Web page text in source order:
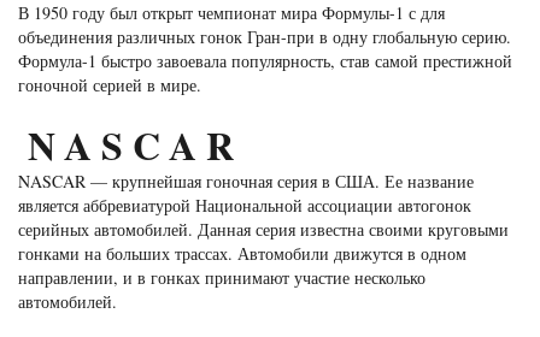
В 1950 году был открыт чемпионат мира Формулы-1 с для
объединения различных гонок Гран-при в одну глобальную серию.
Формула-1 быстро завоевала популярность, став самой престижной
гоночной серией в мире.
NASCAR
NASCAR — крупнейшая гоночная серия в США. Ее название
является аббревиатурой Национальной ассоциации автогонок
серийных автомобилей. Данная серия известна своими круговыми
гонками на больших трассах. Автомобили движутся в одном
направлении, и в гонках принимают участие несколько
автомобилей.